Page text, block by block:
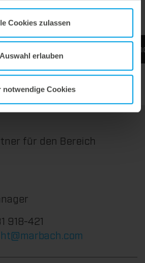
Cookies zulassen
Auswahl erlauben
notwendige Cookies
der round corner Rillungen.
finden Sie auf dem
für den Bereich
918-421